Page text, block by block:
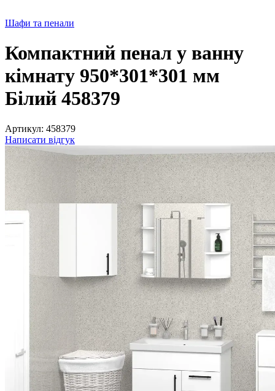
Шафи та пенали
Компактний пенал у ванну
кімнату 950*301*301 мм
Білий 458379
Артикул: 458379
Написати відгук